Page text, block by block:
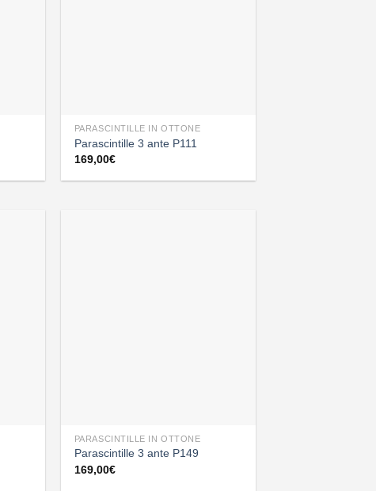
PARASCINTILLE IN OTTONE
Parascintille 3 ante P111
169,00€
PARASCINTILLE IN OTTONE
Parascintille 3 ante P149
169,00€